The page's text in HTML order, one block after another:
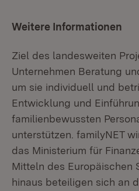
Weitere Informationen
Ziel des landesweiten
Unternehmen Beratung
um sie individuell und
Entwicklung und
familienbewussten
unterstützen. familyNET
das Ministerium für
Mitteln des Europäischen
hinaus beteiligen sich an